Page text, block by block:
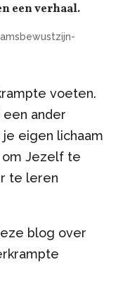
een verhaal.
voeten.
ander
eigen lichaam
om Jezelf te
te leren
blog over